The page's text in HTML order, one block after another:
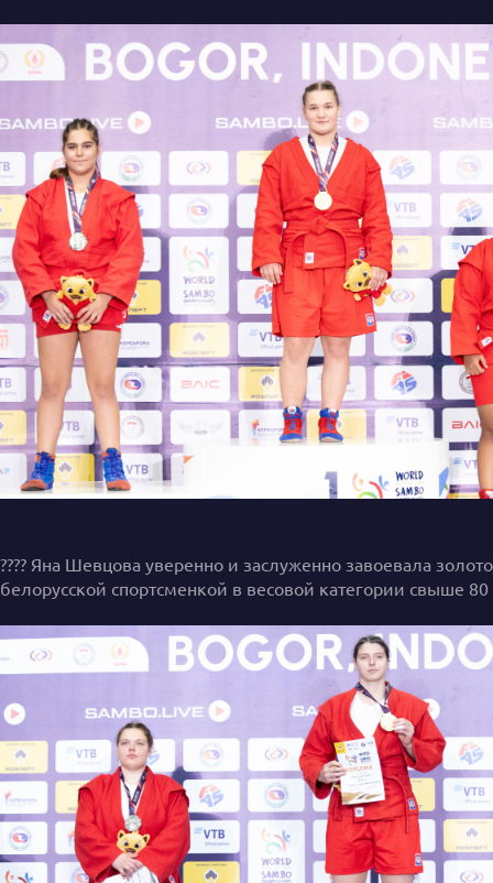
???? Яна Шевцова уверенно и заслуженно завоевала
белорусской спортсменкой в весовой категории свыше